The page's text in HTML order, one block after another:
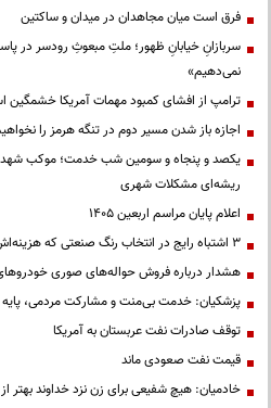
فرق است میان مجاهدان در میدان و ساکتین
سربازانِ خیابانِ ظهور؛ ملتِ مبعوثِ رودسر در
نمی‌دهیم»
ترامپ از افشای کمبود مهمات آمریکا خشمگین
اجازه باز شدن مسیر دوم در تنگه هرمز را
یکصد و پنجاه و سومین شب خدمت؛ موکب
ریشه‌ای مشکلات شهری
اعلام پایان مراسم اربعین ۱۴۰۵
3 اشتباه رایج در انتخاب رنگ صنعتی که هزینه‌اش را سال‌ها می‌پردازید...
هشدار درباره فروش حواله‌های صوری
پزشکیان: خدمت بی‌منت و مشارکت مردمی،
توقف صادرات نفت عربستان به آمریکا
قیمت نفت صعودی ماند
خادمیان: هیچ شفیعی برای زن نزد خداوند